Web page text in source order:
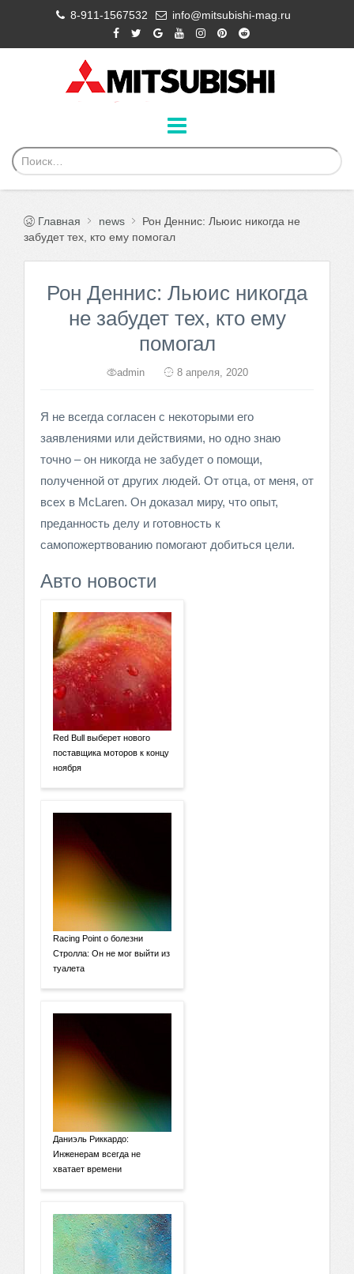
8-911-1567532 info@mitsubishi-mag.ru
Главная news
Рон Деннис: Льюис никогда не
забудет тех, кто ему помогал
Рон Деннис: Льюис никогда
не забудет тех, кто ему
помогал
admin 8 апреля, 2020
Я не всегда согласен с некоторыми его
заявлениями или действиями, но одно знаю
точно – он никогда не забудет о помощи,
полученной от других людей. От отца, от меня, от
всех в McLaren. Он доказал миру, что опыт,
преданность делу и готовность к
самопожертвованию помогают добиться цели.
Авто новости
Red Bull выберет нового
поставщика моторов к концу
ноября
Racing Point о болезни
Стролла: Он не мог выйти из
туалета
Даниэль Риккардо:
Инженерам всегда не
хватает времени